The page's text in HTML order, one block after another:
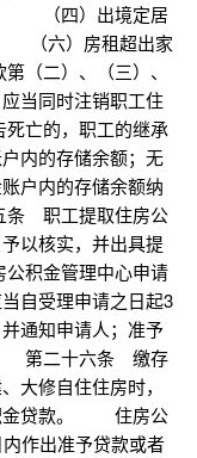
（四）出境定居
六）房租超出家
二）、（三）、
当同时注销职工住
亡的，职工的继承
内的存储余额；无
户内的存储余额纳
职工提取住房公
以核实，并出具提
积金管理中心申请
自受理申请之日起3
通知申请人；准予
第二十六条 缴存
大修自住住房时，
积金贷款。 住房公
作出准予贷款或者